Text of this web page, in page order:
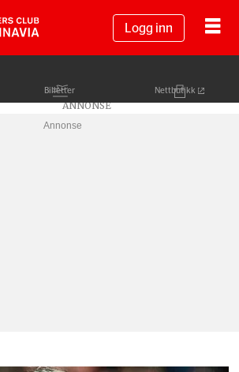
Logg inn
Billetter Nettbutikk
Annonse